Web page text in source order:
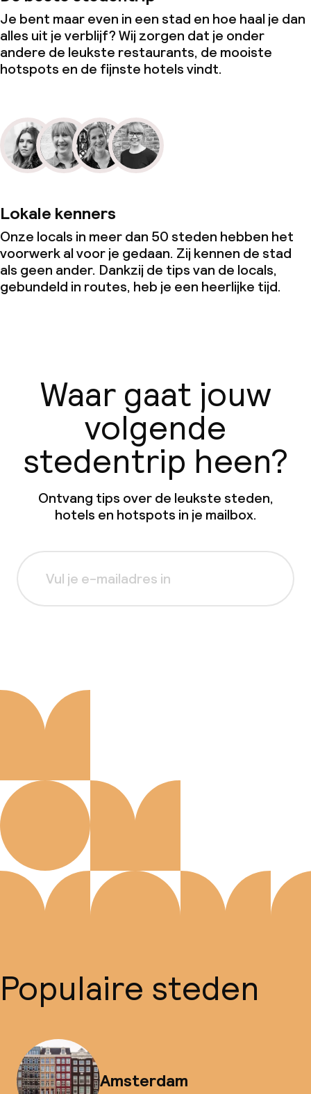
Je bent maar even in een stad en hoe haal je dan
alles uit je verblijf? Wij zorgen dat je onder
andere de leukste restaurants, de mooiste
hotspots en de fijnste hotels vindt.
Lokale kenners
Onze locals in meer dan 50 steden hebben het
voorwerk al voor je gedaan. Zij kennen de stad
als geen ander. Dankzij de tips van de locals,
gebundeld in routes, heb je een heerlijke tijd.
Waar gaat jouw
volgende
stedentrip heen?
Ontvang tips over de leukste steden,
hotels en hotspots in je mailbox.
Populaire steden
Amsterdam